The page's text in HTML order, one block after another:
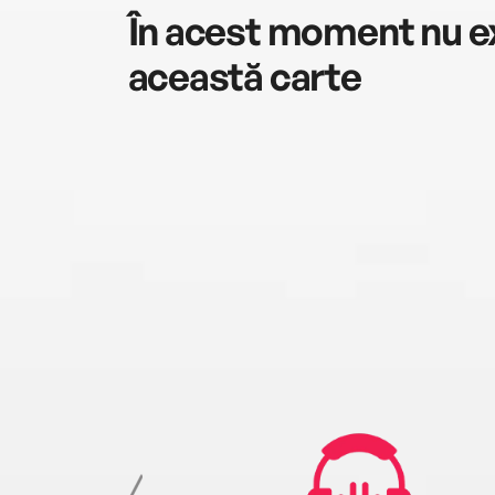
În acest moment nu
această carte